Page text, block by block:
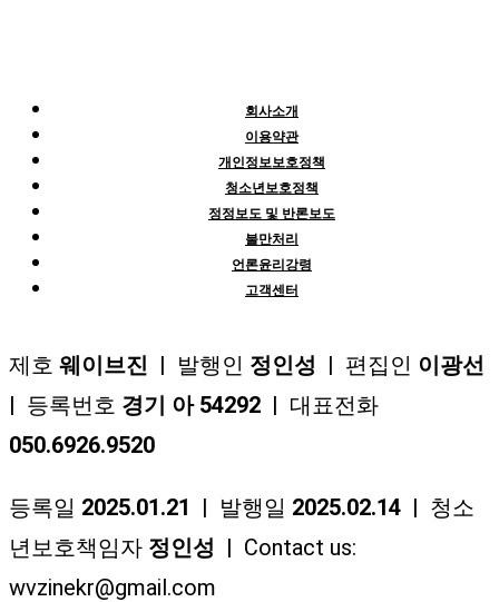
회사소개
이용약관
개인정보보호정책
청소년보호정책
정정보도 및 반론보도
불만처리
언론윤리강령
고객센터
제호 웨이브진 | 발행인 정인성 | 편집인 이광선
| 등록번호 경기 아 54292 | 대표전화
050.6926.9520
등록일 2025.01.21 | 발행일 2025.02.14 | 청소
년보호책임자 정인성 | Contact us:
wvzinekr@gmail.com